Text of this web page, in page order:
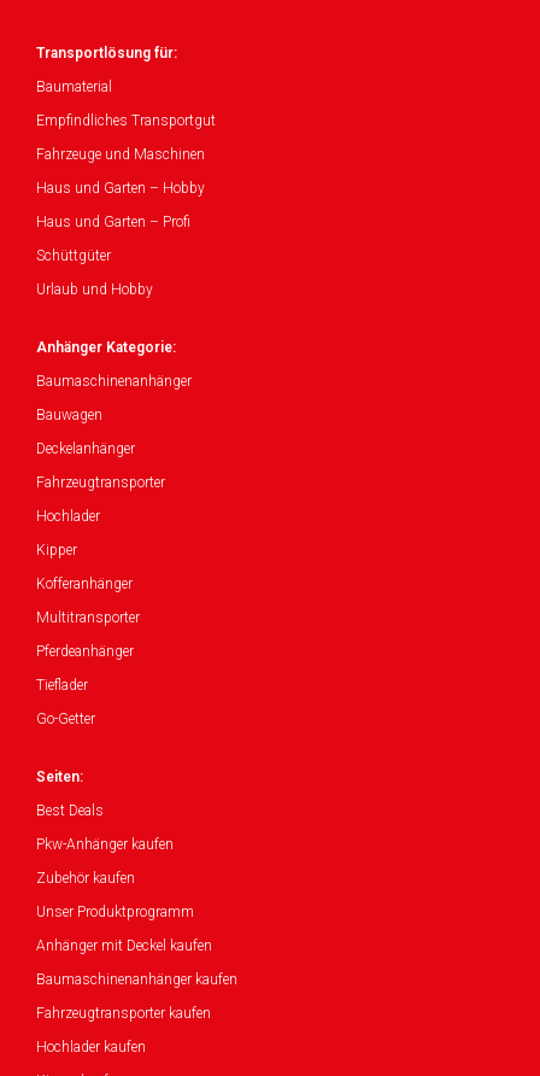
Transportlösung für:
Baumaterial
Empfindliches Transportgut
Fahrzeuge und Maschinen
Haus und Garten – Hobby
Haus und Garten – Profi
Schüttgüter
Urlaub und Hobby
Anhänger Kategorie:
Baumaschinenanhänger
Bauwagen
Deckelanhänger
Fahrzeugtransporter
Hochlader
Kipper
Kofferanhänger
Multitransporter
Pferdeanhänger
Tieflader
Go-Getter
Seiten:
Best Deals
Pkw-Anhänger kaufen
Zubehör kaufen
Unser Produktprogramm
Anhänger mit Deckel kaufen
Baumaschinenanhänger kaufen
Fahrzeugtransporter kaufen
Hochlader kaufen